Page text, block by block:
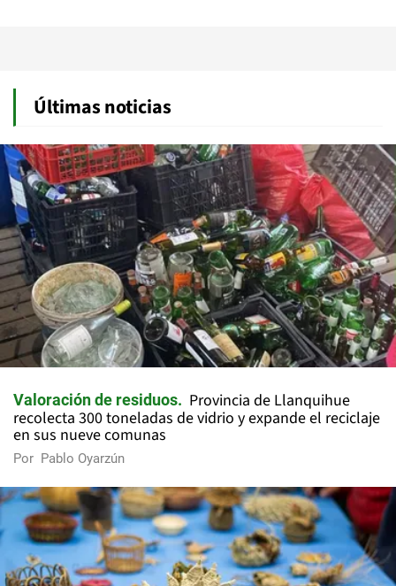
Últimas noticias
Valoración de residuos
Provincia de Llanquihue
recolecta 300 toneladas de vidrio y expande el reciclaje
en sus nueve comunas
Por Pablo Oyarzún